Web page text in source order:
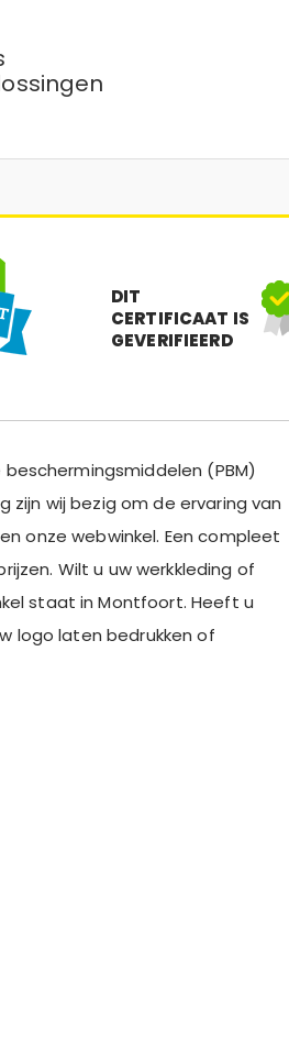
DIT
CERTIFICAAT IS
GEVERIFIEERD
(PBM)
zijn wij bezig om de ervaring van
onze webwinkel. Een compleet
Wilt u uw werkkleding of
staat in Montfoort. Heeft u
logo laten bedrukken of